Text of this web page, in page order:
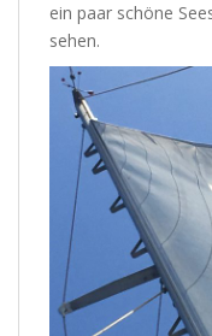
ein paar schöne
sehen.